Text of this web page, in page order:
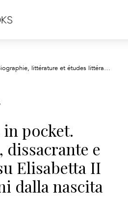
littérature et études littéraires
pocket.
dissacrante e
Elisabetta II
dalla nascita